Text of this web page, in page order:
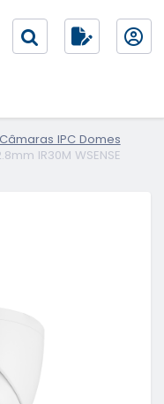
Câmaras IPC Domes
IR30M WSENSE